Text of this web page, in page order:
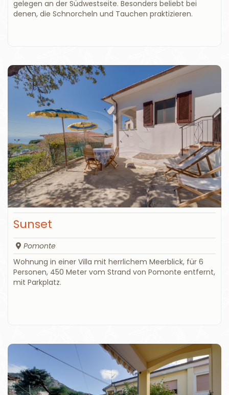
gelegen an der Südwestseite. Besonders beliebt bei
denen, die Schnorcheln und Tauchen praktizieren.
Sunset
Pomonte
Wohnung in einer Villa mit herrlichem Meerblick, für 6
Personen, 450 Meter vom Strand von Pomonte entfernt,
mit Parkplatz.